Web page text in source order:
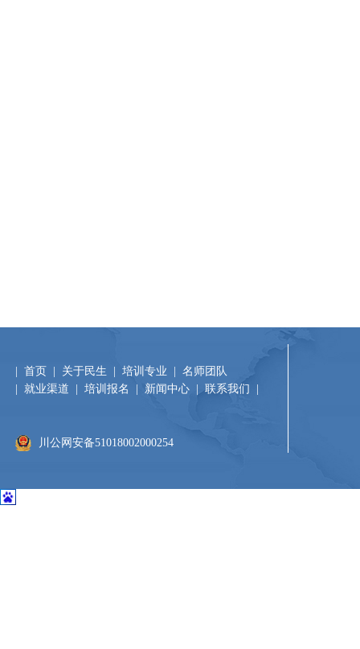
川公网安备51018002000254
首页 关于民生 培训专业
名师团队
就业渠道 培训报名 新闻中心 联系我们